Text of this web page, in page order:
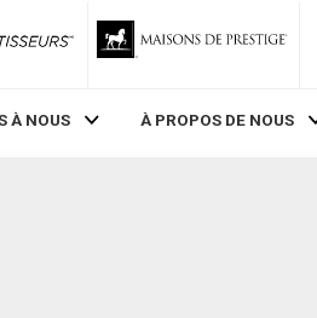
RLP
À NOUS À PROPOS DE NOUS